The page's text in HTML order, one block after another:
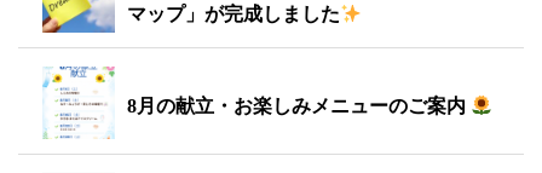
マップ」が完成しました
8月の献立・お楽しみメニューのご案内